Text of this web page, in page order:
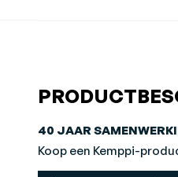
40 JAAR
Koop een Kemppi-